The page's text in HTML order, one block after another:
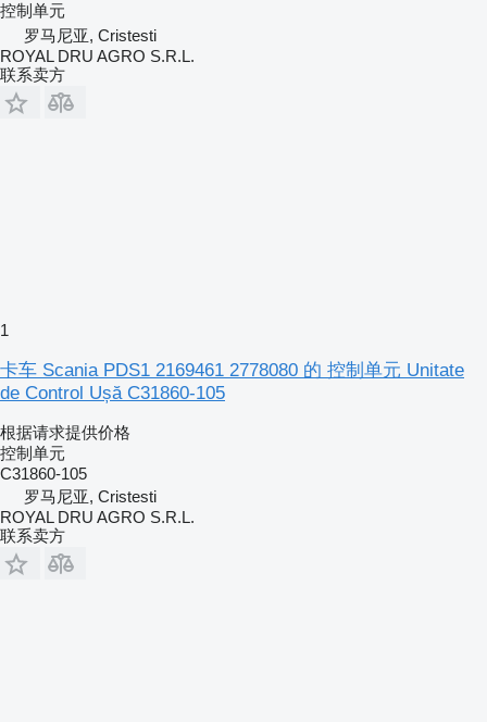
控制单元
罗马尼亚, Cristesti
ROYAL DRU AGRO S.R.L.
联系卖方
1
卡车 Scania PDS1 2169461 2778080 的 控制单元 Unitate
de Control Ușă C31860-105
根据请求提供价格
控制单元
C31860-105
罗马尼亚, Cristesti
ROYAL DRU AGRO S.R.L.
联系卖方